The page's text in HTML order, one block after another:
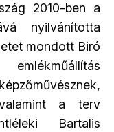
2010-ben a
nyilvánította
mondott Biró
a terv
Bartalis